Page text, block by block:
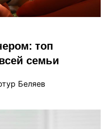
топ
семьи
Беляев